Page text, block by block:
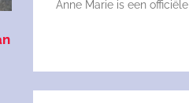
Anne Marie is een officiële